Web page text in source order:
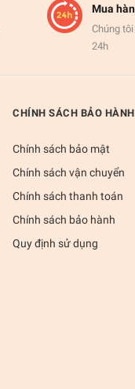
Mua
Chúng
24h
CHÍNH SÁCH BẢO HÀNH
Chính sách bảo mật
Chính sách vận chuyển
Chính sách thanh toán
Chính sách bảo hành
Quy định sử dụng